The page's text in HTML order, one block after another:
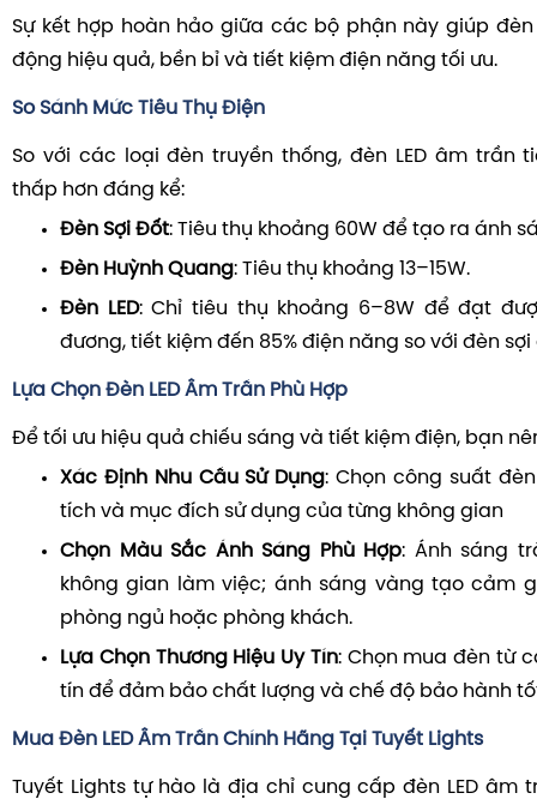
Sự kết hợp hoàn hảo giữa các bộ phận này giúp đèn
động hiệu quả, bền bỉ và tiết kiệm điện năng tối ưu.
So Sánh Mức Tiêu Thụ Điện
So với các loại đèn truyền thống, đèn LED âm trần
thấp hơn đáng kể:
Đèn Sợi Đốt: Tiêu thụ khoảng 60W để tạo ra ánh
Đèn Huỳnh Quang: Tiêu thụ khoảng 13–15W.
Đèn LED:Chỉ tiêu thụ khoảng 6–8W để đạt
đương, tiết kiệm đến 85% điện năng so với đèn sợi
Lựa Chọn Đèn LED Âm Trần Phù Hợp
Để tối ưu hiệu quả chiếu sáng và tiết kiệm điện, bạn
Xác Định Nhu Cầu Sử Dụng:Chọn công suất
tích và mục đích sử dụng của từng không gian
Chọn Màu Sắc Ánh Sáng Phù Hợp: Ánh sáng
không gian làm việc; ánh sáng vàng tạo cảm
phòng ngủ hoặc phòng khách.
Lựa Chọn Thương Hiệu Uy Tín: Chọn mua đèn từ
tín để đảm bảo chất lượng và chế độ bảo hành
Mua Đèn LED Âm Trần Chính Hãng Tại Tuyết Lights
Tuyết Lights tự hào là địa chỉ cung cấp đèn LED âm